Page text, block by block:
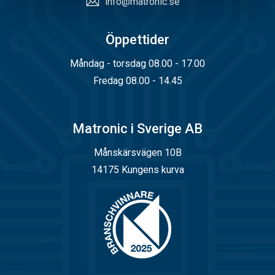
Öppettider
Måndag - torsdag 08.00 - 17.00
Fredag 08.00 - 14.45
Matronic i Sverige AB
Månskärsvägen 10B
14175 Kungens kurva